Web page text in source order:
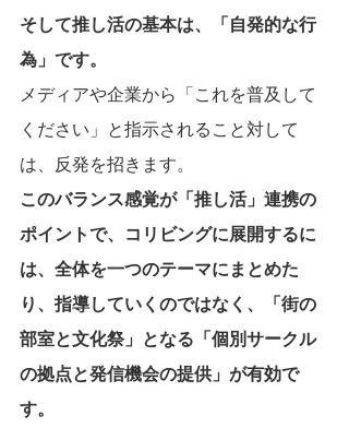
そして推し活の基本は、「自発的な行
為」です。
メディアや企業から「これを普及して
ください」と指示されること対して
は、反発を招きます。
このバランス感覚が「推し活」連携の
ポイントで、コリビングに展開するに
は、全体を一つのテーマにまとめた
り、指導していくのではなく、「街の
部室と文化祭」となる「個別サークル
の拠点と発信機会の提供」が有効で
す。